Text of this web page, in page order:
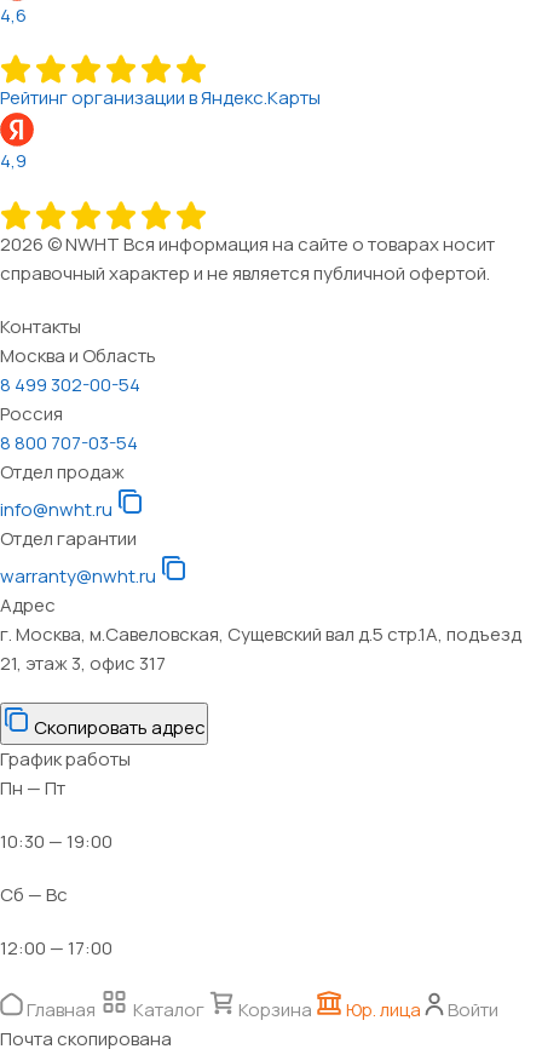
4,6
Рейтинг организации в Яндекс.Карты
4,9
2026 © NWHT Вся информация на сайте о товарах носит
справочный характер и не является публичной офертой.
Контакты
Москва и Область
8 499 302-00-54
Россия
8 800 707-03-54
Отдел продаж
info@nwht.ru
Отдел гарантии
warranty@nwht.ru
Адрес
г. Москва, м.Савеловская, Сущевский вал д.5 стр.1А, подъезд
21, этаж 3, офис 317
Скопировать адрес
График работы
Пн — Пт
10:30 — 19:00
Сб — Вс
12:00 — 17:00
Главная Каталог Корзина Юр. лица
Войти
Почта скопирована